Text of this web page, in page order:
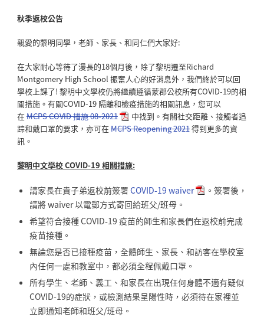
秋季返校公告
親愛的黎明同學，老師、家長、和同仁們大家好:
在大家耐心等待了漫長的18個月後，除了黎明遷至Richard
Montgomery High School 振奮人心的好消息外，我們終於可以回
學校上課了! 黎明中文學校仍將繼續遵循蒙郡公校所有COVID-19的相
關措施。有關COVID-19 隔離和檢疫措施的相關訊息，您可以
在MCPS COVID 措施 08-2021
中找到。有關社交距離、接觸者追
踪和戴口罩的要求，亦可在MCPS Reopening 2021得到更多的資
訊。
黎明中文學校 COVID-19 相關措施:
請家長在貴子弟返校前簽署COVID-19 waiver
。簽署後，
請將 waiver 以電郵方式寄回給班父/班母。
希望符合接種 COVID-19 疫苗的師生和家長們在返校前完成
疫苗接種。
無論您是否已接種疫苗，全體師生、家長、 和訪客在學校室
內任何一處和教室中，都必須全程佩戴口罩。
所有學生、老師、義工、和家長在出現任何身體不適有疑似
COVID-19的症狀，或檢測結果呈陽性時， 必須待在家裡並
立即通知老師和班父/班母。